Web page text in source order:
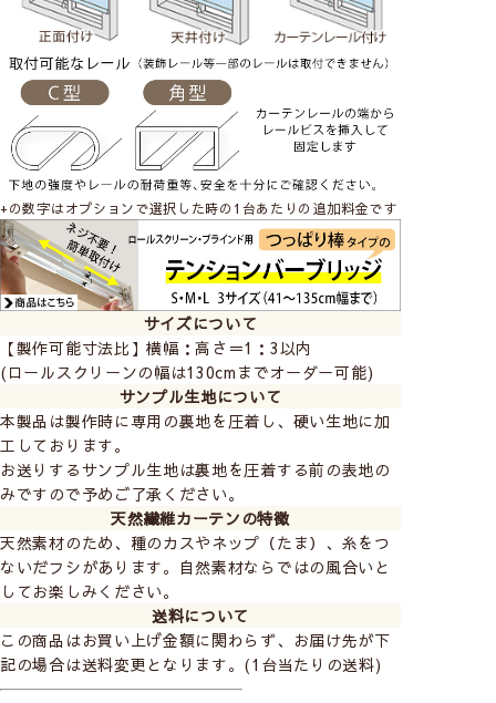
+の数字はオプションで選択した時の1台あたりの追加料金です
サイズについて
【製作可能寸法比】横幅：高さ＝1：3以内
(ロールスクリーンの幅は130cmまでオーダー可能)
サンプル生地について
本製品は製作時に専用の裏地を圧着し、硬い生地に加
工しております。
お送りするサンプル生地は裏地を圧着する前の表地の
みですので予めご了承ください。
天然繊維カーテンの特徴
天然素材のため、種のカスやネップ（たま）、糸をつ
ないだフシがあります。自然素材ならではの風合いと
してお楽しみください。
送料について
この商品はお買い上げ金額に関わらず、お届け先が下
記の場合は送料変更となります。(1台当たりの送料)